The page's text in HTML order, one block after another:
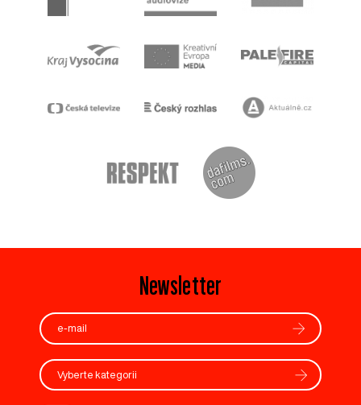
Newsletter
Vyberte kategorii